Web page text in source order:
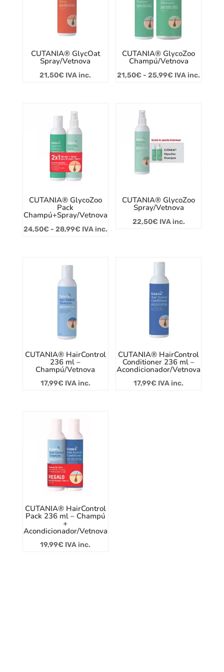
28,99€
CUTANIA® GlycOat
Spray/Vetnova
21,50€ IVA inc.
CUTANIA® GlycoZoo
Champú/Vetnova
21,50€ - 25,99€ Rango
hasta
25,99€
IVA inc.
CUTANIA® GlycoZoo
Pack
Champú+Spray/Vetnova
24,50€ - 28,99€Rango
IVA inc.
CUTANIA® GlycoZoo
Spray/Vetnova
22,50€ IVA inc.
CUTANIA® HairControl
236 ml –
Champú/Vetnova
17,99€ IVA inc.
CUTANIA® HairControl
Conditioner 236 ml –
Acondicionador/Vetnova
17,99€ IVA inc.
CUTANIA® HairControl
Pack 236 ml – Champú
+
Acondicionador/Vetnova
19,99€ IVA inc.